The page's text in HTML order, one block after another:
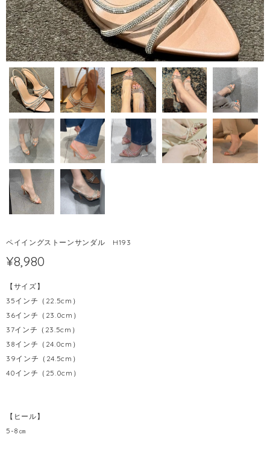
ペイイングストーンサンダル H193
¥8,980
【サイズ】
35インチ（22.5cm）
36インチ（23.0cm）
37インチ（23.5cm）
38インチ（24.0cm）
39インチ（24.5cm）
40インチ（25.0cm）
【ヒール】
5-8㎝